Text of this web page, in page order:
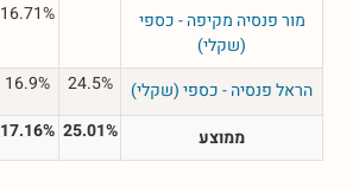
מור פנסיה מקיפה - כספי
(שקלי)
16.71%
הראל פנסיה - כספי (שקלי) 24.5%
16.9%
ממוצע
25.01%
17.16%